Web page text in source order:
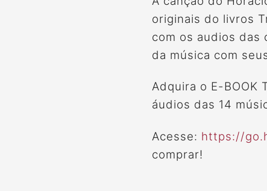
originais do livros
com os audios das
da música com
Adquira o E-BOOK
áudios das 14
Acesse: https://
comprar!